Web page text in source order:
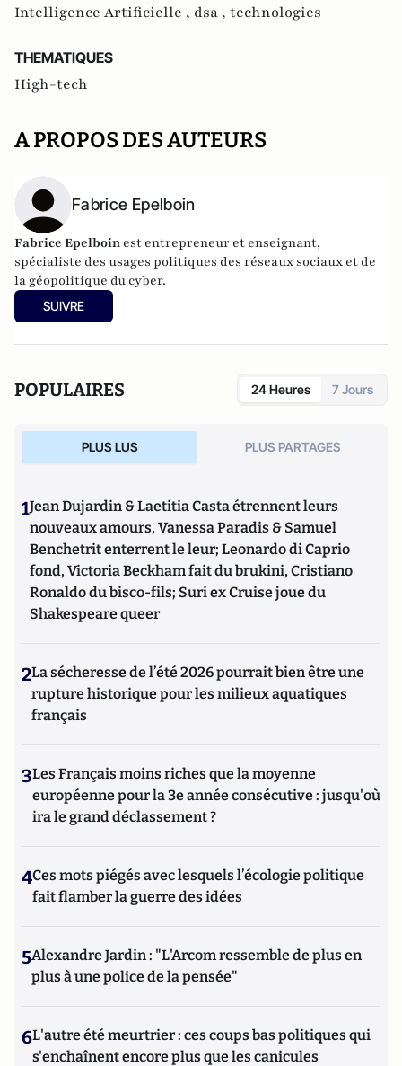
Intelligence Artificielle , dsa , technologies
THEMATIQUES
High-tech
A PROPOS DES AUTEURS
Fabrice Epelboin
Fabrice Epelboin est entrepreneur et enseignant,
spécialiste des usages politiques des réseaux sociaux et de
la géopolitique du cyber.
SUIVRE
POPULAIRES 24 Heures 7 Jours
PLUS LUS PLUS PARTAGES
1Jean Dujardin & Laetitia Casta étrennent leurs
nouveaux amours, Vanessa Paradis & Samuel
Benchetrit enterrent le leur; Leonardo di Caprio
fond, Victoria Beckham fait du brukini, Cristiano
Ronaldo du bisco-fils; Suri ex Cruise joue du
Shakespeare queer
2La sécheresse de l’été 2026 pourrait bien être une
rupture historique pour les milieux aquatiques
français
3Les Français moins riches que la moyenne
européenne pour la 3e année consécutive : jusqu'où
ira le grand déclassement ?
4Ces mots piégés avec lesquels l’écologie politique
fait flamber la guerre des idées
5Alexandre Jardin : "L'Arcom ressemble de plus en
plus à une police de la pensée"
6L'autre été meurtrier : ces coups bas politiques qui
s'enchaînent encore plus que les canicules